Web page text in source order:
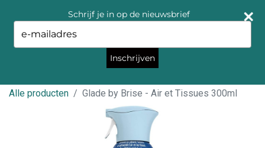
Alle producten Glade by Brise - Air et Tissues 300ml
Schrijf je in op de nieuwsbrief
your
email
Inschrijven